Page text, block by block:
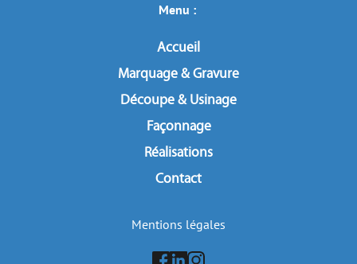
Menu :
Accueil
Marquage & Gravure
Découpe & Usinage
Façonnage
Réalisations
Contact
Mentions légales